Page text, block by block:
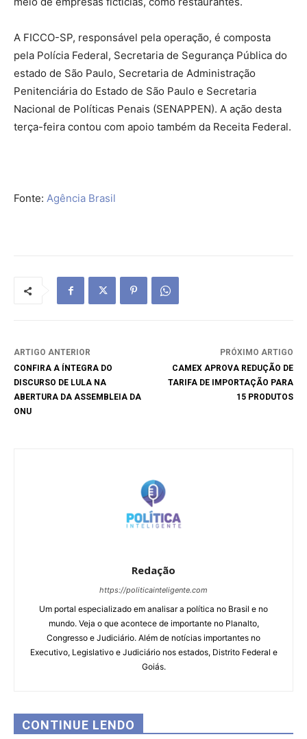
A FICCO-SP, responsável pela operação, é composta
pela Polícia Federal, Secretaria de Segurança Pública do
estado de São Paulo, Secretaria de Administração
Penitenciária do Estado de São Paulo e Secretaria
Nacional de Políticas Penais (SENAPPEN). A ação desta
terça-feira contou com apoio também da Receita Federal.
Fonte: Agência Brasil
ARTIGO ANTERIOR
CONFIRA A ÍNTEGRA DO
DISCURSO DE LULA NA
ABERTURA DA ASSEMBLEIA DA
ONU
PRÓXIMO ARTIGO
CAMEX APROVA REDUÇÃO DE
TARIFA DE IMPORTAÇÃO PARA
15 PRODUTOS
Redação
https://politicainteligente.com
Um portal especializado em analisar a política no Brasil e no
mundo. Veja o que acontece de importante no Planalto,
Congresso e Judiciário. Além de notícias importantes no
Executivo, Legislativo e Judiciário nos estados, Distrito Federal e
Goiás.
CONTINUE LENDO